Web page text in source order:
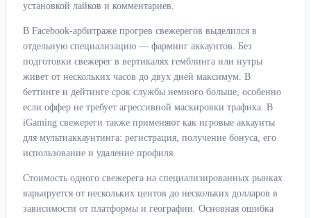
установкой лайков и комментариев.
В Facebook-арбитраже прогрев свежерегов выделился в
отдельную специализацию — фарминг аккаунтов. Без
подготовки свежерег в вертикалях гемблинга или нутры
живет от нескольких часов до двух дней максимум. В
беттинге и дейтинге срок службы немного больше, особенно
если оффер не требует агрессивной маскировки трафика. В
iGaming свежереги также применяют как игровые аккаунты
для мультиаккаунтинга: регистрация, получение бонуса, его
использование и удаление профиля.
Стоимость одного свежерега на специализированных рынках
варьируется от нескольких центов до нескольких долларов в
зависимости от платформы и географии. Основная ошибка